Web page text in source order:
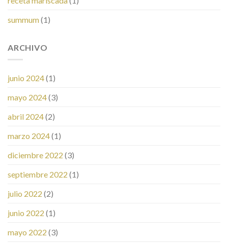
summum(1)
ARCHIVO
junio 2024(1)
mayo 2024(3)
abril 2024(2)
marzo 2024(1)
diciembre 2022 (3)
septiembre 2022 (1)
julio 2022 (2)
junio 2022 (1)
mayo 2022 (3)